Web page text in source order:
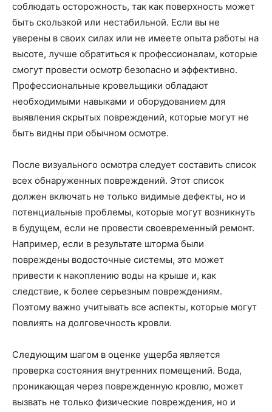
соблюдать осторожность, так как поверхность может
быть скользкой или нестабильной. Если вы не
уверены в своих силах или не имеете опыта работы на
высоте, лучше обратиться к профессионалам, которые
смогут провести осмотр безопасно и эффективно.
Профессиональные кровельщики обладают
необходимыми навыками и оборудованием для
выявления скрытых повреждений, которые могут не
быть видны при обычном осмотре.
После визуального осмотра следует составить список
всех обнаруженных повреждений. Этот список
должен включать не только видимые дефекты, но и
потенциальные проблемы, которые могут возникнуть
в будущем, если не провести своевременный ремонт.
Например, если в результате шторма были
повреждены водосточные системы, это может
привести к накоплению воды на крыше и, как
следствие, к более серьезным повреждениям.
Поэтому важно учитывать все аспекты, которые могут
повлиять на долговечность кровли.
Следующим шагом в оценке ущерба является
проверка состояния внутренних помещений. Вода,
проникающая через поврежденную кровлю, может
вызвать не только физические повреждения, но и